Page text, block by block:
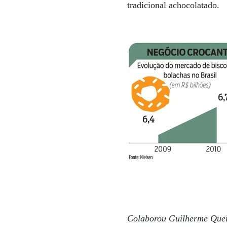
tradicional achocolatado.
Colaborou Guilherme